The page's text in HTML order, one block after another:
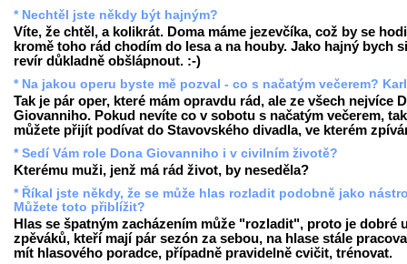
* Nechtěl jste někdy být hajným?
Víte, že chtěl, a kolikrát. Doma máme jezevčíka, což by se
kromě toho rád chodím do lesa a na houby. Jako hajný bych
revír důkladně obšlápnout. :-)
* Na jakou operu byste mě pozval - co s načatým večerem?
Tak je pár oper, které mám opravdu rád, ale ze všech nejvíce
Giovanniho. Pokud nevíte co v sobotu s načatým večerem,
můžete přijít podívat do Stavovského divadla, ve kterém
* Sedí Vám role Dona Giovanniho i v civilním životě?
Kterému muži, jenž má rád život, by neseděla?
* Říkal jste někdy, že se může hlas rozladit podobně jako
Můžete toto přiblížit?
Hlas se špatným zacházením může "rozladit", proto je dobré
zpěváků, kteří mají pár sezón za sebou, na hlase stále
mít hlasového poradce, případně pravidelně cvičit, trénovat.